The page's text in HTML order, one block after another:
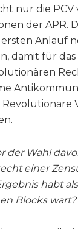
nur die
der APR.
Anlauf
damit für
Revolutionäre
der Wahl
einer
habt
Blocks wart?